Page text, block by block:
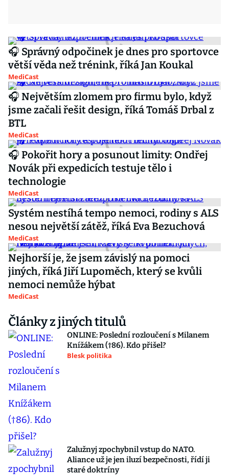
🎧 Správný odpočinek je dnes pro sportovce
větší věda než trénink, říká Jan Koukal
MediCast
🎧 Největším zlomem pro firmu bylo, když
jsme začali řešit design, říká Tomáš Drbal z
BTL
MediCast
🎧 Pokořit hory a posunout limity: Ondřej
Novák při expedicích testuje tělo i
technologie
MediCast
Systém nestíhá tempo nemoci, rodiny s ALS
nesou největší zátěž, říká Eva Bezuchová
MediCast
Nejhorší je, že jsem závislý na pomoci
jiných, říká Jiří Lupoměch, který se kvůli
nemoci nemůže hýbat
MediCast
Články z jiných titulů
ONLINE: Poslední rozloučení s Milanem
Knížákem (†86). Kdo přišel?
Blesk politika
Zalužnyj zpochybnil vstup do NATO.
Aliance už je jen iluzí bezpečnosti, řídí ji
staré doktríny